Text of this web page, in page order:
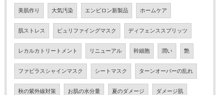
美肌作り 大気汚染 エンビロン新製品 ホームケア
肌ストレス ピュリファイングマスク ディフェンススプリッツ
レカルカトリートメント リニューアル 幹細胞 潤い 艶
ファビラスシャインマスク シートマスク ターンオーバーの乱れ
秋の紫外線対策 お肌の水分量 夏のダメージ ダメージ肌